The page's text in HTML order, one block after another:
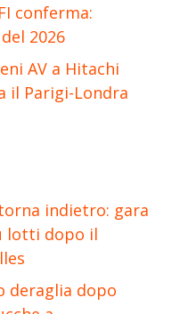
conferma:
2026
AV a Hitachi
il Parigi-Londra
indietro: gara
lotti dopo il
deraglia dopo